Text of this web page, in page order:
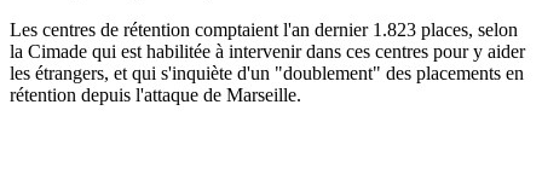
Les centres de rétention comptaient l'an dernier 1.823 places, selon
la Cimade qui est habilitée à intervenir dans ces centres pour y aider
les étrangers, et qui s'inquiète d'un "doublement" des placements en
rétention depuis l'attaque de Marseille.